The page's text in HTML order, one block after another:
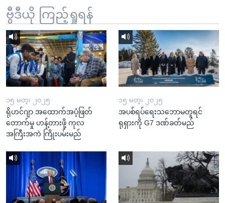
နေရာ
သို့
ကျော်
ရန်
ဗွီဒီယို ကြည့်ရှုရန်
၁၅ မတ္၊ ၂၀၂၅
ရိုဟင်ဂျာ အထောက်အပံ့ဖြတ်
တောက်မှု ဟန့်တားဖို့ ကုလ
အကြီးအကဲ ကြိုးပမ်းမည်
၁၅ မတ္၊ ၂၀၂၅
အပစ်ရပ်ရေးသဘောမတူရင်
ရုရှားကို G7 ဒဏ်ခတ်မည်